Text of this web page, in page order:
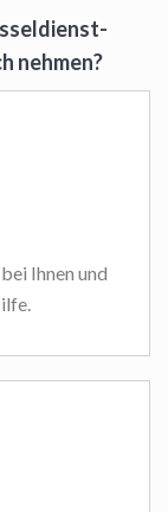
nehmen?
Ihnen und